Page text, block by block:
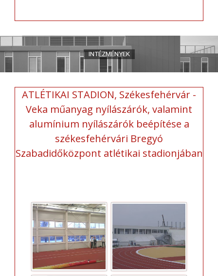
ATLÉTIKAI STADION, Székesfehérvár -
Veka műanyag nyílászárók, valamint
alumínium nyílászárók beépítése a
székesfehérvári Bregyó
Szabadidőközpont atlétikai stadionjában